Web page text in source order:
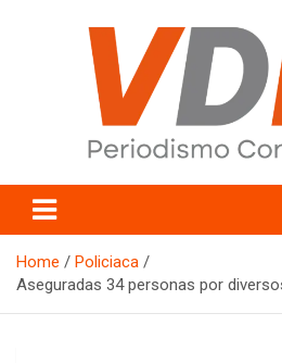
Home
Policiaca
Aseguradas 34 personas por